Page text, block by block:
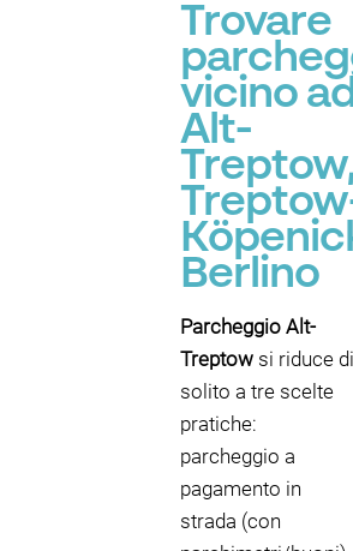
Trovare
vicino
Alt-
Berlino
Parcheggio Alt-
Treptow si riduce di
solito a tre scelte
pratiche:
parcheggio a
pagamento in
strada (con